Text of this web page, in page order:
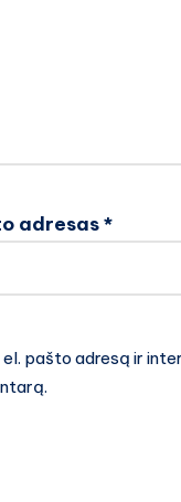
adresas*
pašto adresą ir